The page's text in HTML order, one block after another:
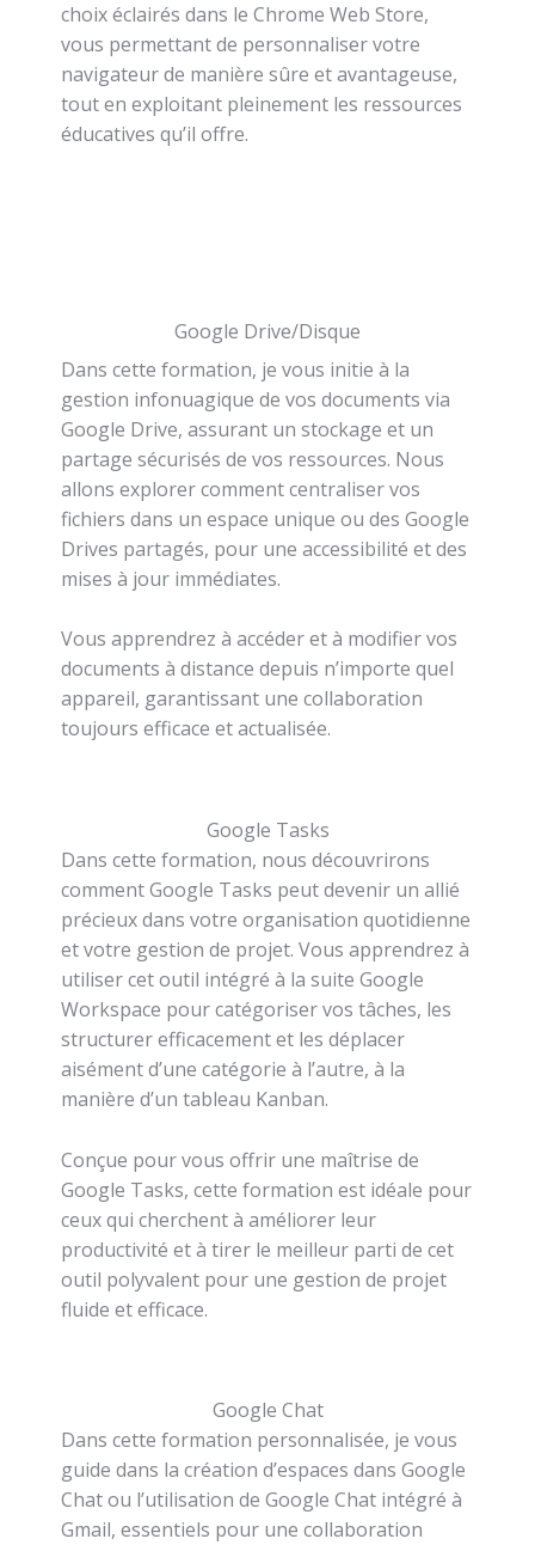
choix éclairés dans le Chrome Web Store,
vous permettant de personnaliser votre
navigateur de manière sûre et avantageuse,
tout en exploitant pleinement les ressources
éducatives qu’il offre.
Google Drive/Disque
Dans cette formation, je vous initie à la
gestion infonuagique de vos documents via
Google Drive, assurant un stockage et un
partage sécurisés de vos ressources. Nous
allons explorer comment centraliser vos
fichiers dans un espace unique ou des Google
Drives partagés, pour une accessibilité et des
mises à jour immédiates.
Vous apprendrez à accéder et à modifier vos
documents à distance depuis n’importe quel
appareil, garantissant une collaboration
toujours efficace et actualisée.
Google Tasks
Dans cette formation, nous découvrirons
comment Google Tasks peut devenir un allié
précieux dans votre organisation quotidienne
et votre gestion de projet. Vous apprendrez à
utiliser cet outil intégré à la suite Google
Workspace pour catégoriser vos tâches, les
structurer efficacement et les déplacer
aisément d’une catégorie à l’autre, à la
manière d’un tableau Kanban.
Conçue pour vous offrir une maîtrise de
Google Tasks, cette formation est idéale pour
ceux qui cherchent à améliorer leur
productivité et à tirer le meilleur parti de cet
outil polyvalent pour une gestion de projet
fluide et efficace.
Google Chat
Dans cette formation personnalisée, je vous
guide dans la création d’espaces dans Google
Chat ou l’utilisation de Google Chat intégré à
Gmail, essentiels pour une collaboration